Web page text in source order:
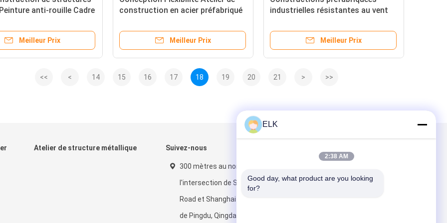
anti-rouille Cadre
Meilleur Prix
construction en acier préfabriqué
Meilleur Prix
industrielles résistantes au vent
alliage d'aluminium
Meilleur Prix
<< < 14 15 16 17 18 19 20 21 > >>
Atelier de structure métallique Suivez-nous
300 mètres au nord de
l'intersection de Shenzhen
Road et Shanghai Road, ville
de Pingdu, Qingdao,
ELK
2:38 AM
Good day, what product are you looking
for?